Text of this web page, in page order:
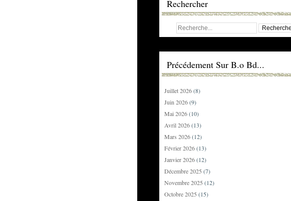
Rechercher
Précédement Sur B.o Bd...
Juillet 2026(8)
Juin 2026(9)
Mai 2026(10)
Avril 2026(13)
Mars 2026(12)
Février 2026(13)
Janvier 2026(12)
Décembre 2025 (7)
Novembre 2025 (12)
Octobre 2025 (15)